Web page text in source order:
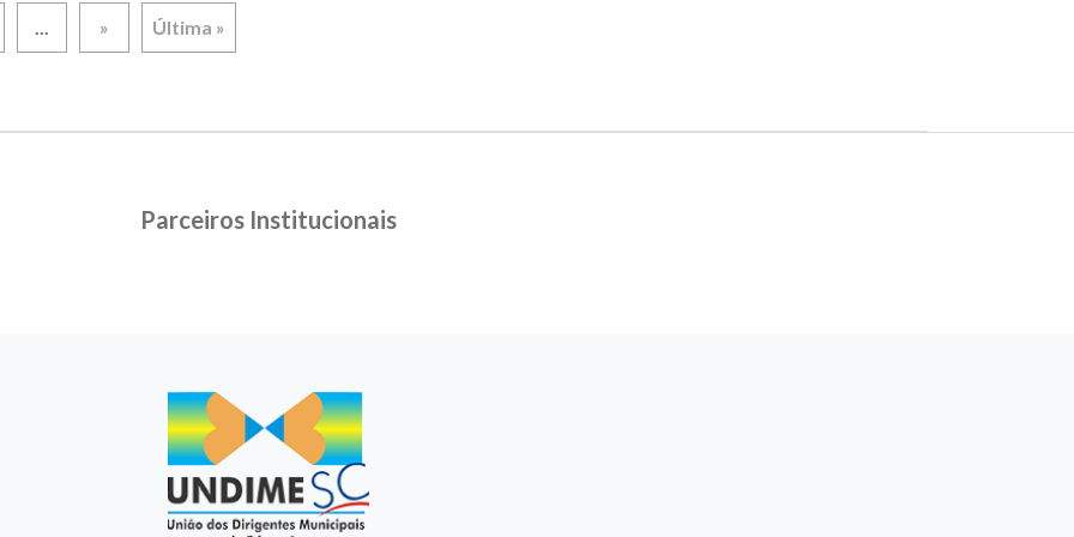
... » Última »
Parceiros Institucionais